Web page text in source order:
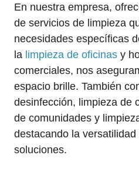
En nuestra empresa,
de servicios de limpieza
necesidades específicas
la limpieza de oficinas y
comerciales, nos
espacio brille. También
desinfección, limpieza de
de comunidades y
destacando la
soluciones.